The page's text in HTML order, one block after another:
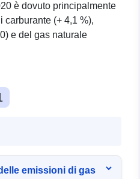
è dovuto principalmente
(+ 4,1 %),
e del gas naturale
emissioni di gas